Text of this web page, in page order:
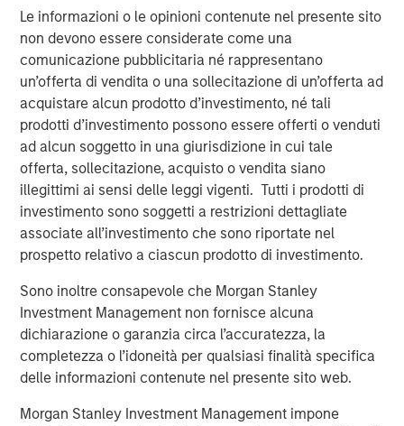
Le informazioni o le opinioni contenute nel presente sito
non devono essere considerate come una
comunicazione pubblicitaria né rappresentano
un’offerta di vendita o una sollecitazione di un’offerta ad
acquistare alcun prodotto d’investimento, né tali
prodotti d’investimento possono essere offerti o venduti
ad alcun soggetto in una giurisdizione in cui tale
offerta, sollecitazione, acquisto o vendita siano
illegittimi ai sensi delle leggi vigenti. Tutti i prodotti di
investimento sono soggetti a restrizioni dettagliate
associate all’investimento che sono riportate nel
prospetto relativo a ciascun prodotto di investimento.
Sono inoltre consapevole che Morgan Stanley
Investment Management non fornisce alcuna
dichiarazione o garanzia circa l’accuratezza, la
completezza o l’idoneità per qualsiasi finalità specifica
delle informazioni contenute nel presente sito web.
Morgan Stanley Investment Management impone
continues to create one of the world’s largest repositories
of commercial real estate data, which it uses to establish
industry operations benchmarks. Bringing this data to life
through artificial intelligence and predictive modeling, the
company will lead the industry transformation to
autonomous buildings. It will also continue to focus on
strategic channel growth, partnering with firms such as
Morgan Stanley, Transwestern, The John Buck Company,
and Riverside Investment & Development.
“Bringing the power and promise of autonomous
technology to commercial real estate is more critical
today than ever before,” said Thru Shivakumar, Co-
Founder and CEO at Cohesion. “As a leader in this
emerging space, we have the technological capability to
connect disparate systems and use big data to make
buildings more transparent, healthier, engaging and
sustainable. Investing in technology that ensures
world is central to our company ethos.”